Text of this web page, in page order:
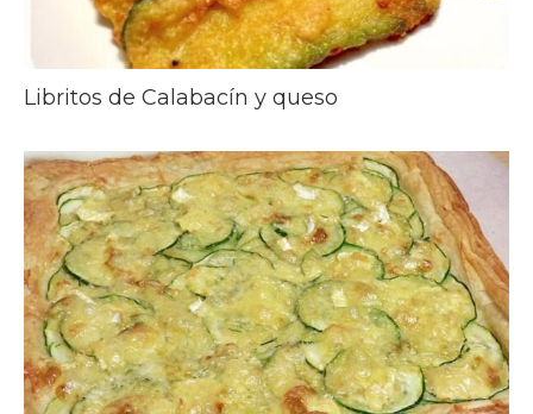
Libritos de Calabacín y queso